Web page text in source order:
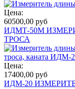
Цена:
60500,00 руб
ИДМТ-50М
ТРОСА
Цена:
17400,00 руб
ИДМ-20